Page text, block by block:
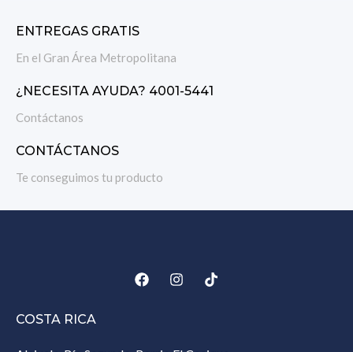
ENTREGAS GRATIS
En el Gran Área Metropolitana
¿NECESITA AYUDA? 4001-5441
Contáctanos
CONTÁCTANOS
Te conseguimos tu producto
COSTA RICA